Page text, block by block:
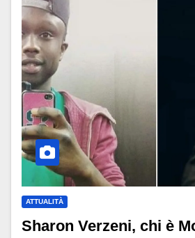
ATTUALITÀ
Sharon Verzeni, chi è